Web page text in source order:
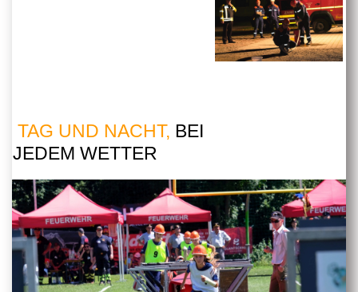
TAG UND NACHT, BEI
JEDEM WETTER